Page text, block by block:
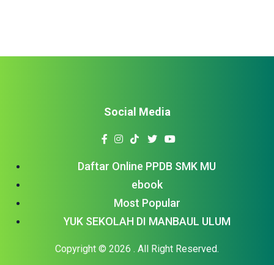
Daftar Online PPDB SMK MU
ebook
Most Popular
YUK SEKOLAH DI MANBAUL ULUM
Copyright © 2026 . All Right Reserved.
Social Media